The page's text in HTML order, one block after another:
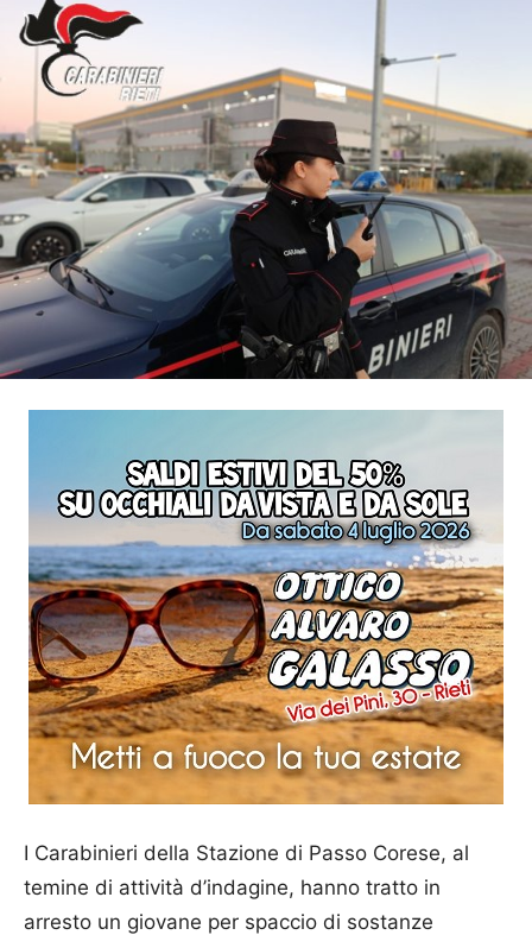
I Carabinieri della Stazione di Passo Corese, al
temine di attività d’indagine, hanno tratto in
arresto un giovane per spaccio di sostanze